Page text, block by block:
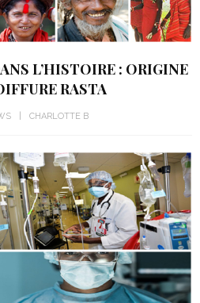
L’HISTOIRE : ORIGINE
RASTA
CHARLOTTE B